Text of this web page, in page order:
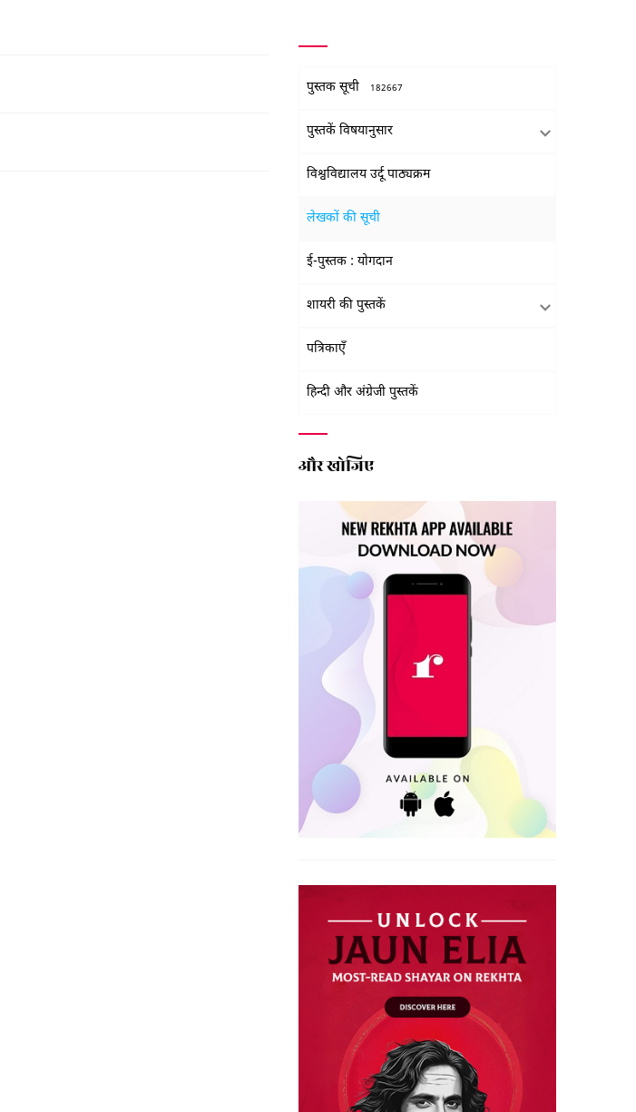
पुस्तक सूची 182667
पुस्तकें विषयानुसार
विश्वविद्यालय उर्दू पाठ्यक्रम
लेखकों की सूची
ई-पुस्तक : योगदान
शायरी की पुस्तकें
पत्रिकाएँ
हिन्दी और अंग्रेजी पुस्तकें
और खोजिए